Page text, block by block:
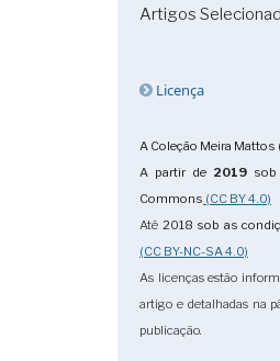
Artigos
Licença
A Coleção Meira Mattos
A partir de 2019sob
Commons (CC BY 4.0)
Até 2018 sob as
(CC BY-NC-SA 4.0)
As licenças estão
artigo e detalhadas na
publicação.